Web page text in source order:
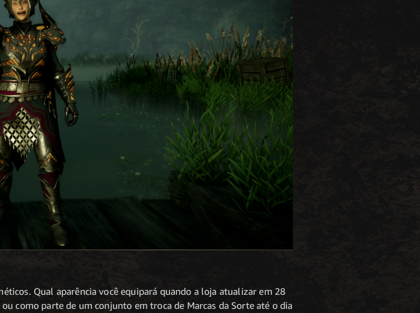
Qual aparência você equipará quando a loja atualizar em 28
como parte de um conjunto em troca de Marcas da Sorte até o dia